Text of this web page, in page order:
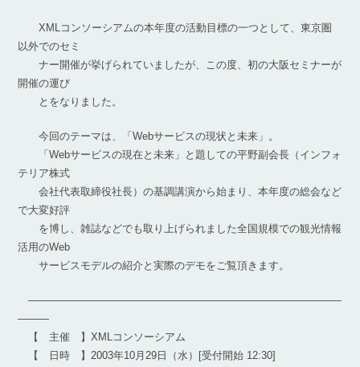
XMLコンソーシアムの本年度の活動目標の一つとして、東京圏
以外でのセミ
ナー開催が挙げられていましたが、この度、初の大阪セミナーが
開催の運び
とをなりました。
今回のテーマは、「Webサービスの現状と未来」。
「Webサービスの現在と未来」と題しての平野副会長（インフォ
テリア株式
会社代表取締役社長）の基調講演から始まり、本年度の総会など
で大変好評
を博し、雑誌などでも取り上げられました全国規模での観光情報
活用のWeb
サービスモデルの紹介と実際のデモをご覧頂きます。
――――――――――――――――――――――――――――――
―――
【 主催 】XMLコンソーシアム
【 日時 】2003年10月29日（水）[受付開始 12:30]